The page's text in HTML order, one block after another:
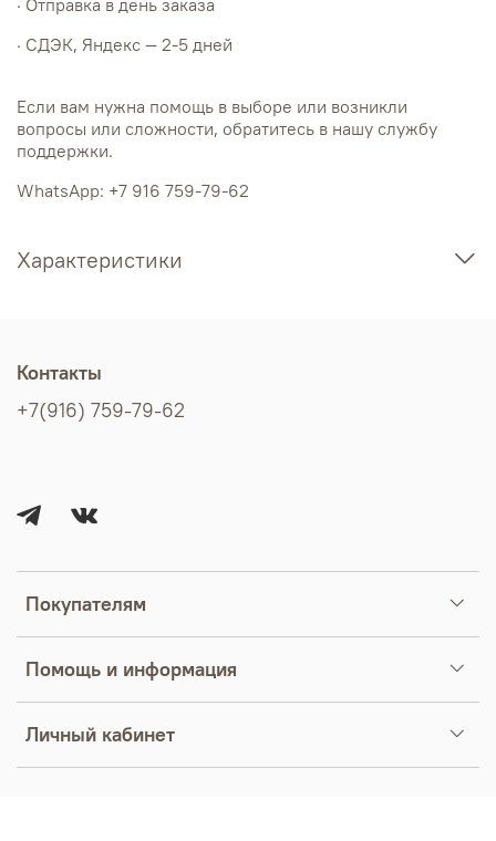
· СДЭК, Яндекс — 2-5 дней
Если вам нужна помощь в выборе или возникли
вопросы или сложности, обратитесь в нашу службу
поддержки.
WhatsApp: +7 916 759-79-62
Характеристики
Покупателям
Помощь и информация
Личный кабинет
Контакты
+7(916) 759-79-62